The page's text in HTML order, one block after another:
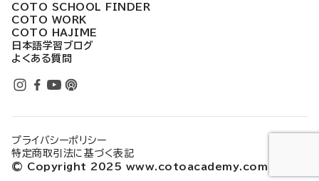
COTO SCHOOL FINDER
COTO WORK
COTO HAJIME
日本語学習ブログ
よくある質問
プライバシーポリシー
特定商取引法に基づく表記
© Copyright 2025 www.cotoacademy.com